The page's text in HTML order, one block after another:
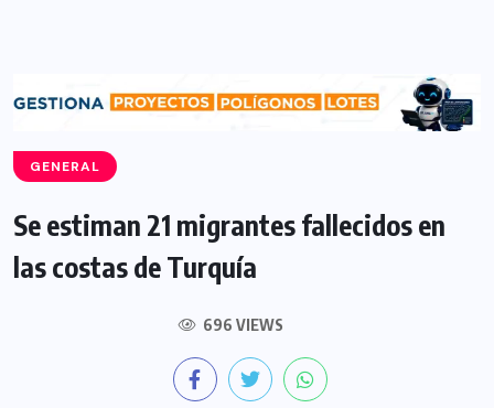
GENERAL
Se estiman 21 migrantes fallecidos en
las costas de Turquía
696 VIEWS